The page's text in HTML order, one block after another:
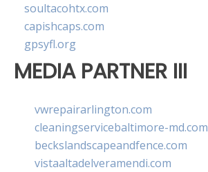
soultacohtx.com
capishcaps.com
gpsyfl.org
MEDIA PARTNER III
vwrepairarlington.com
cleaningservicebaltimore-md.com
beckslandscapeandfence.com
vistaaltadelveramendi.com